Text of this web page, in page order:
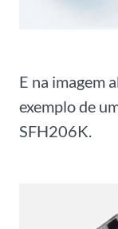
E na imagem
exemplo de
SFH206K.